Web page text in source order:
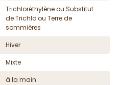
Trichloréthylène ou Substitut
de Trichlo ou Terre de
sommières
Hiver
Mixte
à la main